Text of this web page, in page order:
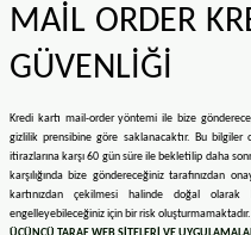
MAİL ORDER
GÜVENLİĞİ
Kredi kartı mail-order yöntemi ile bize
gizlilik prensibine göre saklanacaktır. Bu
itirazlarına karşı 60 gün süre ile bekletilip daha
karşılığında bize göndereceğiniz tarafınızdan
kartınızdan çekilmesi halinde doğal
engelleyebileceğiniz için bir risk oluşturmamaktadır.